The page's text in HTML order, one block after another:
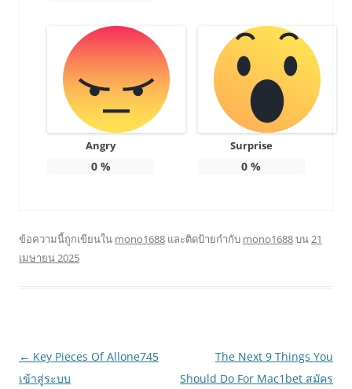
Angry
0%
Surprise
0 %
ข้อความนี้ถูกเขียนใน mono1688 และติดป้ายกำกับ mono1688บน21
เมษายน 2025
เมนู
นำทาง
← Key Pieces Of Allone745
เข้าสู่ระบบ
The Next 9 Things You
Should Do For Mac1bet สมัคร